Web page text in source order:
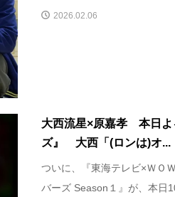
2026.02.06
大西流星×原嘉孝 本日よ
ズ』 大西「(ロンは)オ...
ついに、『東海テレビ×ＷＯ
バーズ Season１』が、本日